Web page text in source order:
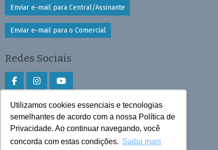
Utilizamos cookies essenciais e tecnologias
semelhantes de acordo com a nossa Política de
Privacidade. Ao continuar navegando, você
concorda com estas condições. Saiba mais
Enviar e-mail para Central/Assinante
Enviar e-mail para o Comercial
Redes Sociais
Faça download do aplicativo
Play Store e App Store